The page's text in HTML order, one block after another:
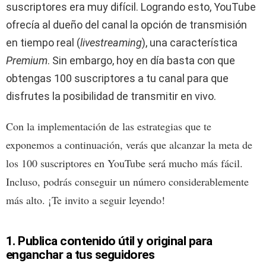
suscriptores era muy difícil. Logrando esto, YouTube
ofrecía al dueño del canal la opción de transmisión
en tiempo real (livestreaming), una característica
Premium. Sin embargo, hoy en día basta con que
obtengas 100 suscriptores a tu canal para que
disfrutes la posibilidad de transmitir en vivo.
Con la implementación de las estrategias que te
exponemos a continuación, verás que alcanzar la meta de
los 100 suscriptores en YouTube será mucho más fácil.
Incluso, podrás conseguir un número considerablemente
más alto. ¡Te invito a seguir leyendo!
1. Publica contenido útil y original para
enganchar a tus seguidores